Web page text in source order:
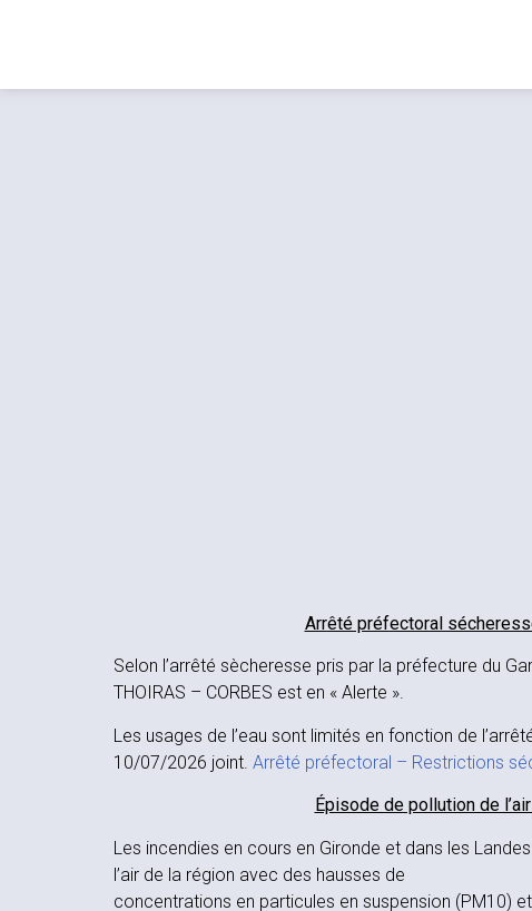
Arrêté préfectoral
Selon l’arrêté sècheresse pris par la préfecture du
THOIRAS – CORBES est en « Alerte ».
Les usages de l’eau sont limités en fonction de
10/07/2026 joint. Arrêté préfectoral – Restrictions
Épisode de pollution de l’air
Les incendies en cours en Gironde et dans les
l’air de la région avec des hausses de
concentrations en particules en suspension (PM10)